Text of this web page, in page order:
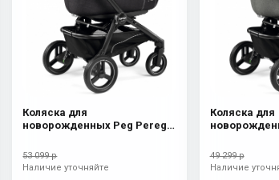
Коляска для
новорожденных Peg Perego
53 099 р
Наличие уточняйте
Коляска для
49 299 р
Наличие